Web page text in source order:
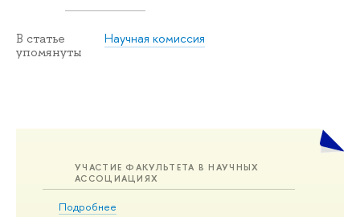
УЧАСТИЕ ФАКУЛЬТЕТА В НАУЧНЫХ
АССОЦИАЦИЯХ
Подробнее
В статье
упомянуты
Научная комиссия